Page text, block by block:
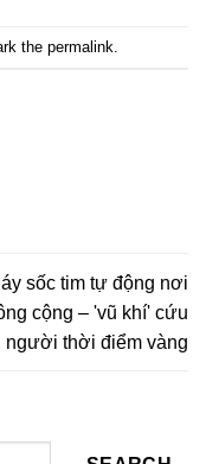
the permalink
sốc tim tự động nơi
cộng – 'vũ khí' cứu
người thời điểm vàng